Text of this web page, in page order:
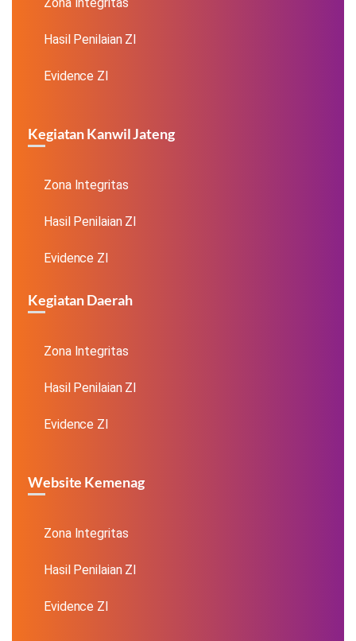
Hasil Penilaian ZI
Evidence ZI
Kegiatan Kanwil Jateng
Zona Integritas
Hasil Penilaian ZI
Evidence ZI
Kegiatan Daerah
Zona Integritas
Hasil Penilaian ZI
Evidence ZI
Website Kemenag
Zona Integritas
Hasil Penilaian ZI
Evidence ZI